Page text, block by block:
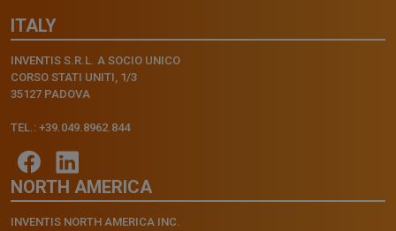
ITALY
INVENTIS S.R.L. A SOCIO UNICO
CORSO STATI UNITI, 1/3
35127 PADOVA
TEL.: +39.049.8962.844
NORTH AMERICA
INVENTIS NORTH AMERICA INC.